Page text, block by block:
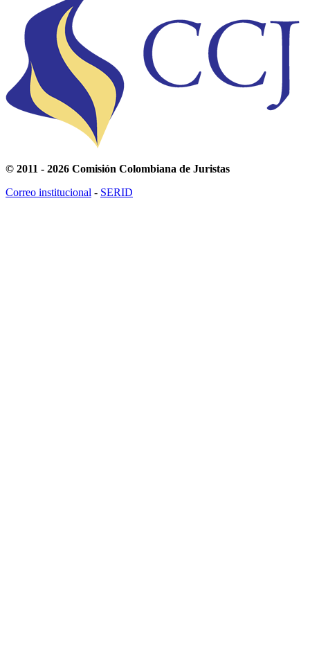
© 2011 - 2026 Comisión Colombiana de Juristas
Correo institucional - SERID